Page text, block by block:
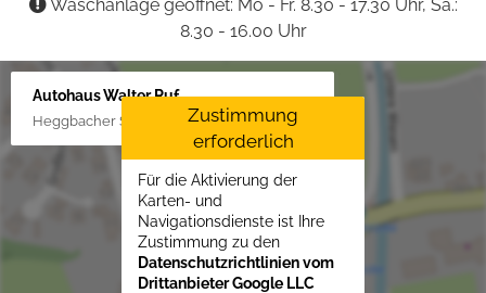
Waschanlage geöffnet: Mo - Fr. 8.30 - 17.30 Uhr, Sa.:
8.30 - 16.00 Uhr
Autohaus Walter Ruf
Heggbacher Straße 25, 88477 Schönebürg
Zustimmung
erforderlich
Für die Aktivierung der
Karten- und
Navigationsdienste ist Ihre
Zustimmung zu den
Datenschutzrichtlinien vom
Drittanbieter Google LLC